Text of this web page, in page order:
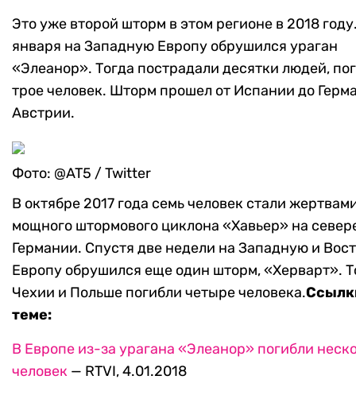
Это уже второй шторм в этом регионе в 2018
января на Западную Европу обрушился ураган
«Элеанор». Тогда пострадали десятки людей,
трое человек. Шторм прошел от Испании до
Австрии.
Фото: @AT5 / Twitter
В октябре 2017 года семь человек стали
мощного штормового циклона «Хавьер» на
Германии. Спустя две недели на Западную и
Европу обрушился еще один шторм, «Херварт».
Чехии и Польше погибли четыре человека.
теме:
В Европе из-за урагана «Элеанор» погибли
человек — RTVI, 4.01.2018